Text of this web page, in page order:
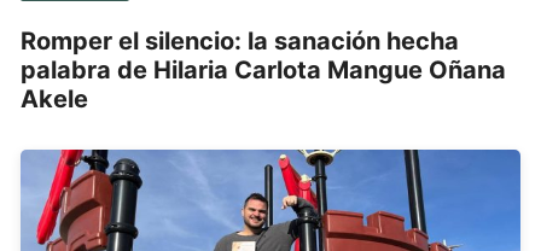
Romper el silencio: la sanación hecha
palabra de Hilaria Carlota Mangue Oñana
Akele